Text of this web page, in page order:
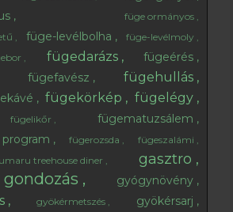
füge ormányos
füge-levélbolha
füge-levélmoly
fügedarázs fügeérés
fügefavész fügehullás
fügekörkép fügelégy
fügelikőr
fügematuzsálem
fügerozsda
fügeszalámi
treehouse diner gasztro
gondozás gyógynövény
gyökérmetszés gyökérsarj